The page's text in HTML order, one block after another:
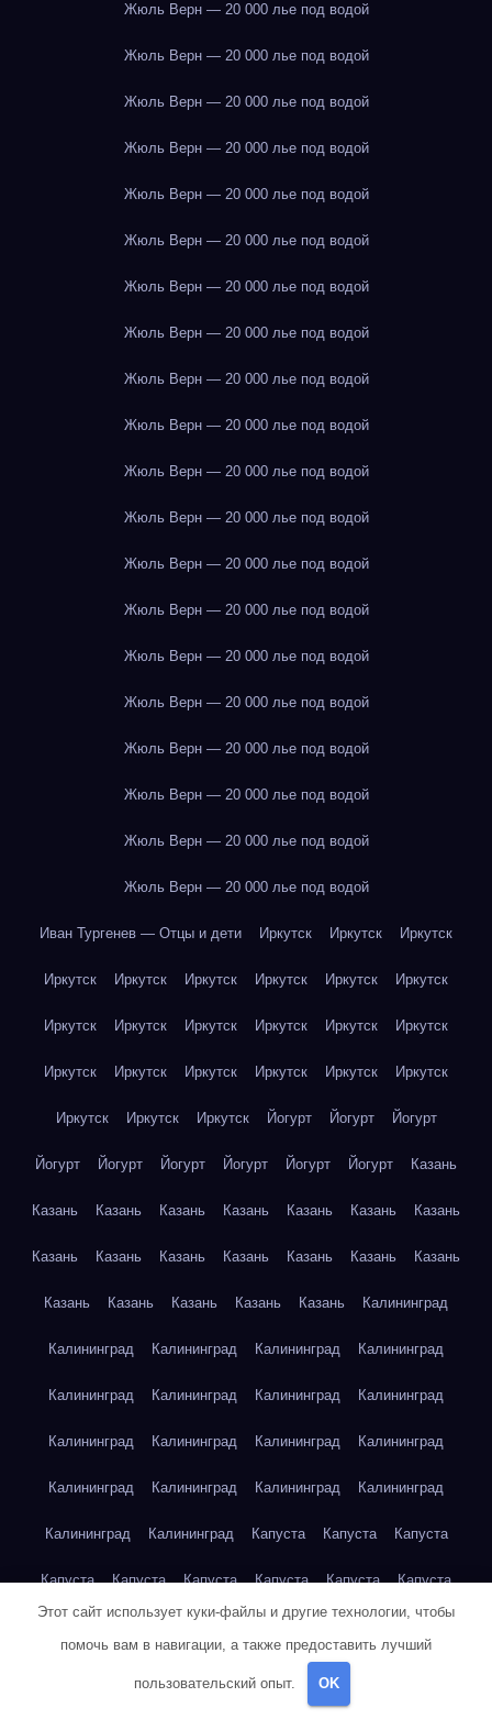
Жюль Верн — 20 000 лье под водой
Жюль Верн — 20 000 лье под водой
Жюль Верн — 20 000 лье под водой
Жюль Верн — 20 000 лье под водой
Жюль Верн — 20 000 лье под водой
Жюль Верн — 20 000 лье под водой
Жюль Верн — 20 000 лье под водой
Жюль Верн — 20 000 лье под водой
Жюль Верн — 20 000 лье под водой
Жюль Верн — 20 000 лье под водой
Жюль Верн — 20 000 лье под водой
Жюль Верн — 20 000 лье под водой
Жюль Верн — 20 000 лье под водой
Жюль Верн — 20 000 лье под водой
Жюль Верн — 20 000 лье под водой
Жюль Верн — 20 000 лье под водой
Жюль Верн — 20 000 лье под водой
Жюль Верн — 20 000 лье под водой
Жюль Верн — 20 000 лье под водой
Жюль Верн — 20 000 лье под водой
Иван Тургенев — Отцы и дети Иркутск Иркутск Иркутск
Иркутск Иркутск Иркутск Иркутск Иркутск Иркутск
Иркутск Иркутск Иркутск Иркутск Иркутск Иркутск
Иркутск Иркутск Иркутск Иркутск Иркутск Иркутск
Иркутск Иркутск Иркутск Йогурт Йогурт Йогурт
Йогурт Йогурт Йогурт Йогурт Йогурт Йогурт Казань
Казань Казань Казань Казань Казань Казань Казань
Казань Казань Казань Казань Казань Казань Казань
Казань Казань Казань Казань Казань Калининград
Калининград Калининград Калининград Калининград
Калининград Калининград Калининград Калининград
Калининград Калининград Калининград Калининград
Калининград Калининград Калининград Калининград
Калининград Калининград Капуста Капуста Капуста
Капуста Капуста Капуста Капуста Капуста Капуста
Этот сайт использует куки-файлы и другие технологии, чтобы
помочь вам в навигации, а также предоставить лучший
пользовательский опыт. OK